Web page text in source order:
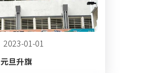
2023-01-01
元旦升旗